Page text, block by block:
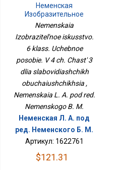
Неменская
Изобразительное
Искусство. 6 Класс.
Часть 3 Для
Слабовидящих
Обучающихся
Nemenskaia
Izobrazitel'noe iskusstvo.
6 klass. Uchebnoe
posobie. V 4 ch. Chast' 3
dlia slabovidiashchikh
obuchaiushchikhsia ,
Nemenskaia L. A. pod red.
Nemenskogo B. M.
Неменская Л. А. под
ред. Неменского Б. М.
Артикул: 1622761
$121.31